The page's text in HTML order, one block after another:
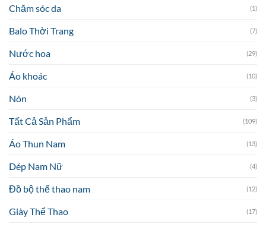
Chăm sóc da (1)
Balo Thời Trang (7)
Nước hoa (29)
Áo khoác (10)
Nón (3)
Tất Cả Sản Phẩm (109)
Áo Thun Nam (13)
Dép Nam Nữ (4)
Đồ bộ thể thao nam (12)
Giày Thể Thao (17)